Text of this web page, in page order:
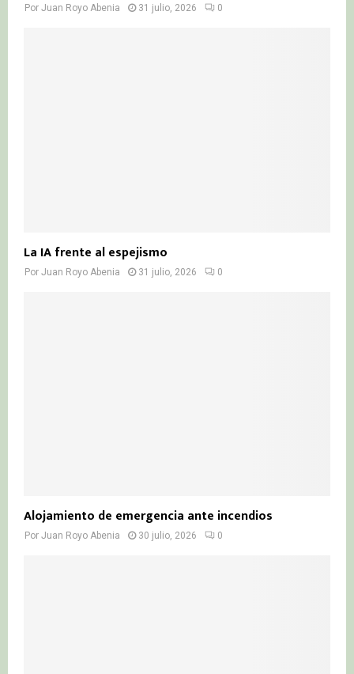
Por Juan Royo Abenia 31 julio, 2026 0
La IA frente al espejismo
Por Juan Royo Abenia 31 julio, 2026 0
Alojamiento de emergencia ante incendios
Por Juan Royo Abenia 30 julio, 2026 0